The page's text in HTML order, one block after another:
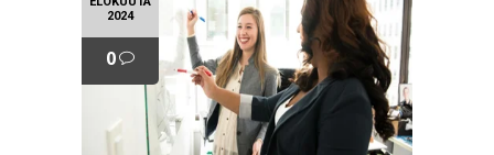
2024
0